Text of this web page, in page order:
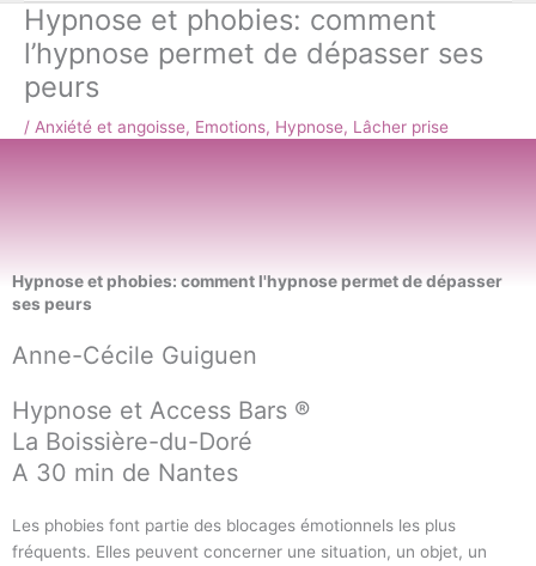
Hypnose et phobies: comment
l’hypnose permet de dépasser ses
peurs
/ Anxiété et angoisse, Emotions, Hypnose, Lâcher prise
Hypnose et phobies: comment l'hypnose permet de dépasser
ses peurs
Anne-Cécile Guiguen
Hypnose et Access Bars ®
La Boissière-du-Doré
A 30 min de Nantes
Les phobies font partie des blocages émotionnels les plus
fréquents. Elles peuvent concerner une situation, un objet, un